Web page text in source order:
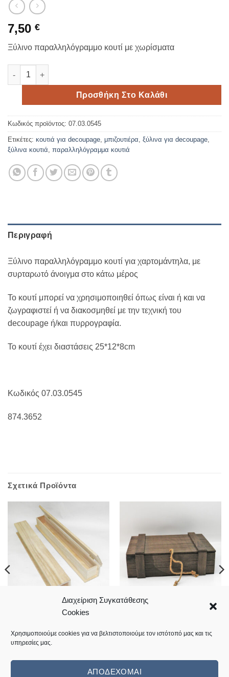
Διαχείριση Συγκατάθεσης
Cookies
Χρησιμοποιούμε cookies για να βελτιστοποιούμε τον ιστότοπό μας και τις
υπηρεσίες μας.
ΑΠΟΔΈΧΟΜΑΙ
7,50 €
Ξύλινο παραλληλόγραμμο κουτί με χωρίσματα
Ξύλινο παραλληλόγραμμο κουτί για χαρτομάντηλα ποσότητα
Προσθήκη Στο Καλάθι
Κωδικός προϊόντος: 07.03.0545
Ετικέτες: κουτιά για decoupage, μπιζουτιέρα, ξύλινα για decoupage,
ξύλινα κουτιά, παραλληλόγραμμα κουτιά
Περιγραφή
Ξύλινο παραλληλόγραμμο κουτί για χαρτομάντηλα, με
συρταρωτό άνοιγμα στο κάτω μέρος
Το κουτί μπορεί να χρησιμοποιηθεί όπως είναι ή και να
ζωγραφιστεί ή να διακοσμηθεί με την τεχνική του
decoupage ή/και πυρρογραφία.
Το κουτί έχει διαστάσεις 25*12*8cm
Κωδικός 07.03.0545
874.3652
Σχετικά Προϊόντα
Ξύλινο κουτί λαμπάδας
Κωδικός: 04.07.0666